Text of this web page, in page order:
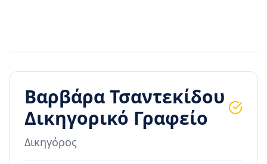
Βαρβάρα Τσαντεκίδου
Δικηγορικό Γραφείο
Δικηγόρος